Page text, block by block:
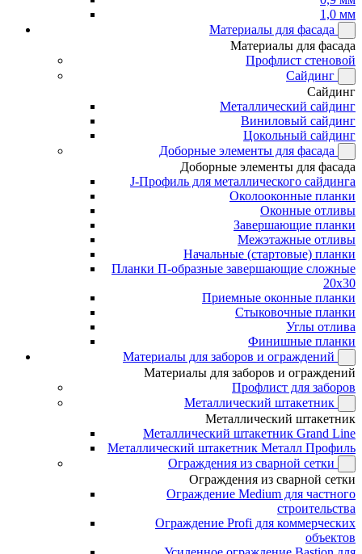
1,0 мм
Материалы для фасада
Материалы для фасада
Профлист стеновой
Сайдинг
Сайдинг
Металлический сайдинг
Виниловый сайдинг
Цокольный сайдинг
Доборные элементы для фасада
Доборные элементы для фасада
J-Профиль для металлического сайдинга
Околооконные планки
Оконные отливы
Завершающие планки
Межэтажные отливы
Начальные (стартовые) планки
Планки П-образные завершающие сложные
20x30
Приемные оконные планки
Стыковочные планки
Углы отлива
Финишные планки
Материалы для заборов и ограждений
Материалы для заборов и ограждений
Профлист для заборов
Металлический штакетник
Металлический штакетник
Металлический штакетник Grand Line
Металлический штакетник Металл Профиль
Ограждения из сварной сетки
Ограждения из сварной сетки
Ограждение Medium для частного
строительства
Ограждение Profi для коммерческих
объектов